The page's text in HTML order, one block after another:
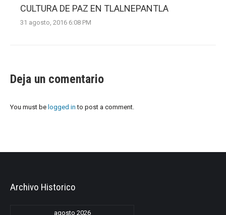
CULTURA DE PAZ EN TLALNEPANTLA
31 agosto, 2016 6:08 PM
Deja un comentario
You must be logged in to post a comment.
Archivo Historico
agosto 2026